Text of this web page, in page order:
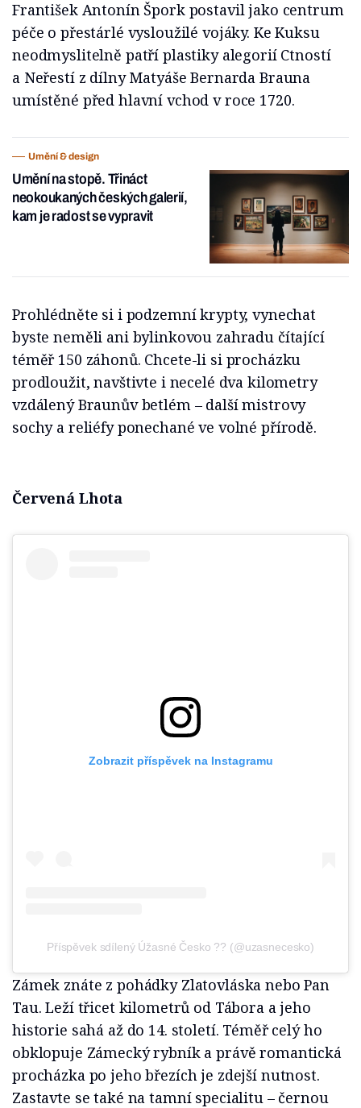
František Antonín Špork postavil jako centrum
péče o přestárlé vysloužilé vojáky. Ke Kuksu
neodmyslitelně patří plastiky alegorií Ctností
a Neřestí z dílny Matyáše Bernarda Brauna
umístěné před hlavní vchod v roce 1720.
Umění & design
Umění na stopě. Třináct
neokoukaných českých galerií,
kam je radost se vypravit
Prohlédněte si i podzemní krypty, vynechat
byste neměli ani bylinkovou zahradu čítající
téměř 150 záhonů. Chcete-li si procházku
prodloužit, navštivte i necelé dva kilometry
vzdálený Braunův betlém – další mistrovy
sochy a reliéfy ponechané ve volné přírodě.
Červená Lhota
Zobrazit příspěvek na Instagramu
Příspěvek sdílený Úžasné Česko ?? (@uzasnecesko)
Zámek znáte z pohádky Zlatovláska nebo Pan
Tau. Leží třicet kilometrů od Tábora a jeho
historie sahá až do 14. století. Téměř celý ho
obklopuje Zámecký rybník a právě romantická
procházka po jeho březích je zdejší nutnost.
Zastavte se také na tamní specialitu – černou